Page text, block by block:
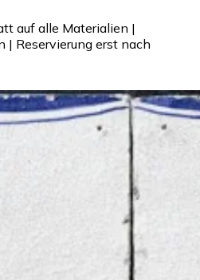
auf alle Materialien |
| Reservierung erst nach